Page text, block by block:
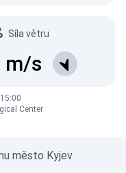
Síla větru
m/s
Center
město Kyjev